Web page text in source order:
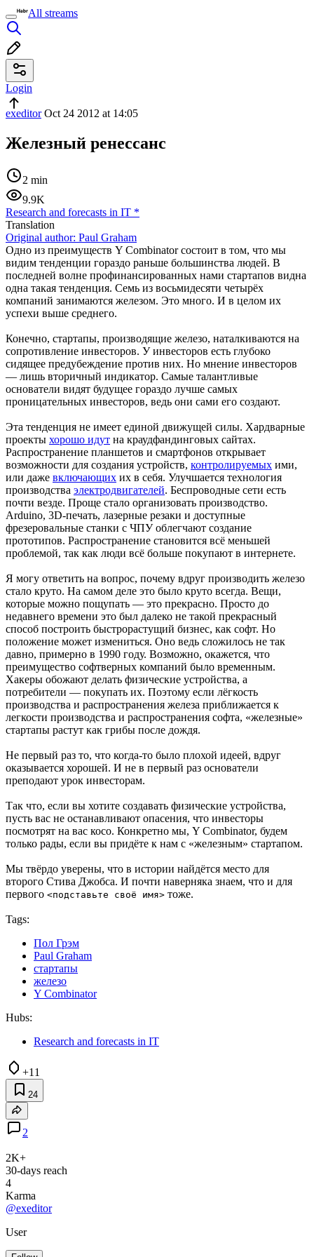
All streams
Login
exeditorOct 24 2012 at 14:05
Железный ренессанс
2 min
9.9K
Research and forecasts in IT *
Translation
Original author: Paul Graham
Одно из преимуществ Y Combinator состоит в том, что мы
видим тенденции гораздо раньше большинства людей. В
последней волне профинансированных нами стартапов видна
одна такая тенденция. Семь из восьмидесяти четырёх
компаний занимаются железом. Это много. И в целом их
успехи выше среднего.
Конечно, стартапы, производящие железо, наталкиваются на
сопротивление инвесторов. У инвесторов есть глубоко
сидящее предубеждение против них. Но мнение инвесторов
— лишь вторичный индикатор. Самые талантливые
основатели видят будущее гораздо лучше самых
проницательных инвесторов, ведь они сами его создают.
Эта тенденция не имеет единой движущей силы. Хардварные
проекты хорошо идут на краудфандинговых сайтах.
Распространение планшетов и смартфонов открывает
возможности для создания устройств, контролируемых ими,
или даже включающих их в себя. Улучшается технология
производства электродвигателей. Беспроводные сети есть
почти везде. Проще стало организовать производство.
Arduino, 3D-печать, лазерные резаки и доступные
фрезеровальные станки с ЧПУ облегчают создание
прототипов. Распространение становится всё меньшей
проблемой, так как люди всё больше покупают в интернете.
Я могу ответить на вопрос, почему вдруг производить железо
стало круто. На самом деле это было круто всегда. Вещи,
которые можно пощупать — это прекрасно. Просто до
недавнего времени это был далеко не такой прекрасный
способ построить быстрорастущий бизнес, как софт. Но
положение может измениться. Оно ведь сложилось не так
давно, примерно в 1990 году. Возможно, окажется, что
преимущество софтверных компаний было временным.
Хакеры обожают делать физические устройства, а
потребители — покупать их. Поэтому если лёгкость
производства и распространения железа приближается к
легкости производства и распространения софта, «железные»
стартапы растут как грибы после дождя.
Не первый раз то, что когда-то было плохой идеей, вдруг
оказывается хорошей. И не в первый раз основатели
преподают урок инвесторам.
Так что, если вы хотите создавать физические устройства,
пусть вас не останавливают опасения, что инвесторы
посмотрят на вас косо. Конкретно мы, Y Combinator, будем
только рады, если вы придёте к нам с «железным» стартапом.
Мы твёрдо уверены, что в истории найдётся место для
второго Стива Джобса. И почти наверняка знаем, что и для
первого <подставьте своё имя> тоже.
Tags:
Пол Грэм
Paul Graham
стартапы
железо
Y Combinator
Hubs:
Research and forecasts in IT
+11
24
2
2K+
30-days reach
4
Karma
@exeditor
User